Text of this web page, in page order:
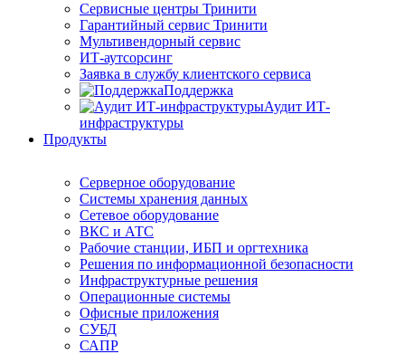
Сервисные центры Тринити
Гарантийный сервис Тринити
Мультивендорный сервис
ИТ-аутсорсинг
Заявка в службу клиентского сервиса
Поддержка
Аудит ИТ-
инфраструктуры
Продукты
Серверное оборудование
Системы хранения данных
Сетевое оборудование
ВКС и АТС
Рабочие станции, ИБП и оргтехника
Решения по информационной безопасности
Инфраструктурные решения
Операционные системы
Офисные приложения
СУБД
САПР